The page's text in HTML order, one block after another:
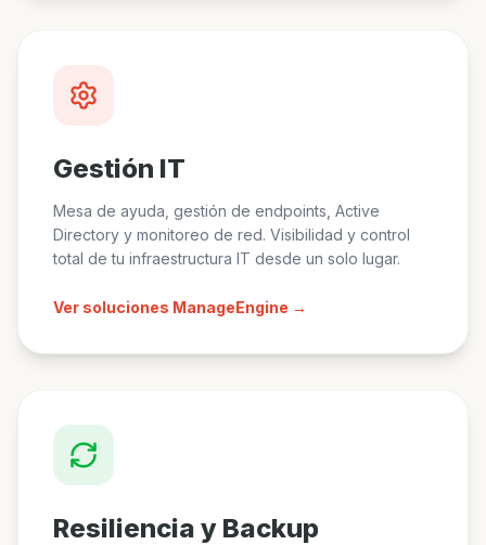
Gestión IT
Mesa de ayuda, gestión de endpoints, Active
Directory y monitoreo de red. Visibilidad y control
total de tu infraestructura IT desde un solo lugar.
Ver soluciones ManageEngine →
Resiliencia y Backup